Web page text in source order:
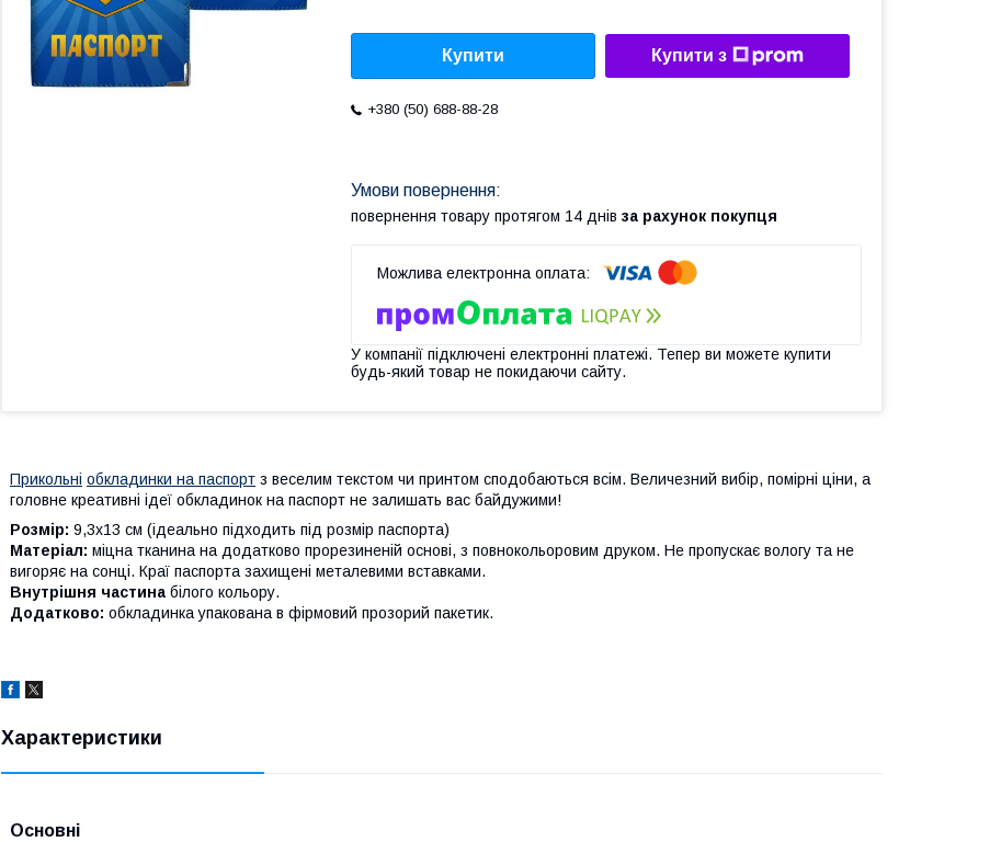
Купити Купити з
+380 (50) 688-88-28
повернення товару протягом 14 днів за рахунок покупця
У компанії підключені електронні платежі. Тепер ви можете купити
будь-який товар не покидаючи сайту.
Прикольні обкладинки на паспорт з веселим текстом чи принтом сподобаються всім. Величезний вибір, помірні ціни, а
головне креативні ідеї обкладинок на паспорт не залишать вас байдужими!
Розмір: 9,3х13 см (ідеально підходить під розмір паспорта)
Матеріал: міцна тканина на додатково прорезиненій основі, з повнокольоровим друком. Не пропускає вологу та не
вигоряє на сонці. Краї паспорта захищені металевими вставками.
Внутрішня частина білого кольору.
Додатково: обкладинка упакована в фірмовий прозорий пакетик.
Характеристики
Основні